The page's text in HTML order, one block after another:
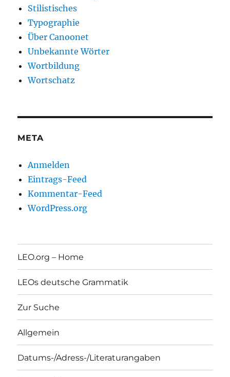
Stilistisches
Typographie
Über Canoonet
Unbekannte Wörter
Wortbildung
Wortschatz
META
Anmelden
Eintrags-Feed
Kommentar-Feed
WordPress.org
LEO.org – Home
LEOs deutsche Grammatik
Zur Suche
Allgemein
Datums-/Adress-/Literaturangaben